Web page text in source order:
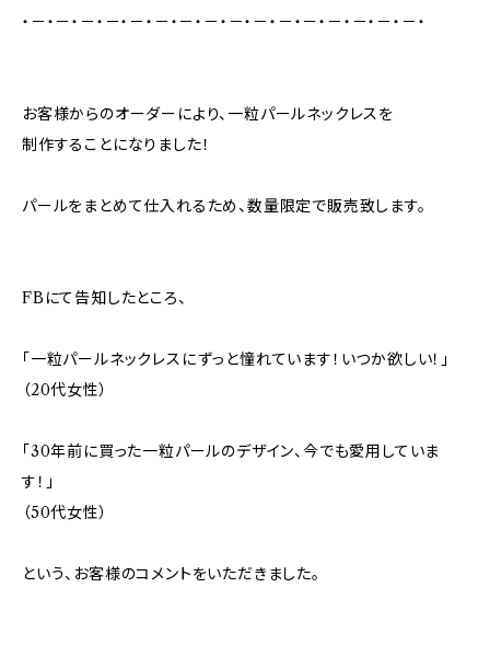
・－・－・－・－・－・－・－・－・－・－・－・－・－・－・－・－・
お客様からのオーダーにより、一粒パールネックレスを
制作することになりました！
パールをまとめて仕入れるため、数量限定で販売致します。
FBにて告知したところ、
「一粒パールネックレスにずっと憧れています！いつか欲しい！」
（20代女性）
「30年前に買った一粒パールのデザイン、今でも愛用していま
す！」
（50代女性）
という、お客様のコメントをいただきました。